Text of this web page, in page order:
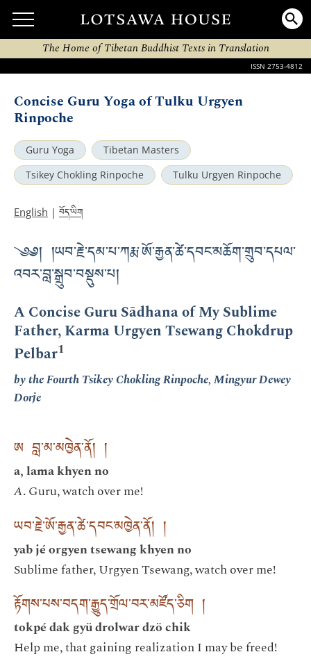
The Home of Tibetan Buddhist Texts in Translation
ISSN 2753-4812
Concise Guru Yoga of Tulku Urgyen
Rinpoche
Guru Yoga
Tibetan Masters
Tsikey Chokling Rinpoche
Tulku Urgyen Rinpoche
English | བོད་ཡིག
༄༅། །ཡབ་རྗེ་དམ་པ་ཀརྨ་ཨོ་རྒྱན་ཚེ་དབང་མཆོག་གྲུབ་དཔལ་
འབར་བླ་སྒྲུབ་བསྡུས་པ།
A Concise Guru Sādhana of My Sublime
Father, Karma Urgyen Tsewang Chokdrup
Pelbar1
by the Fourth Tsikey Chokling Rinpoche, Mingyur Dewey
Dorje
ཨ བླ་མ་མཁྱེན་ནོ། །
a, lama khyen no
A. Guru, watch over me!
ཡབ་རྗེ་ཨོ་རྒྱན་ཚེ་དབང་མཁྱེན་ནོ། །
yab jé orgyen tsewang khyen no
Sublime father, Urgyen Tsewang, watch over me!
རྟོགས་པས་བདག་རྒྱུད་གྲོལ་བར་མཛོད་ཅིག །
tokpé dak gyü drolwar dzö chik
Help me, that gaining realization I may be freed!